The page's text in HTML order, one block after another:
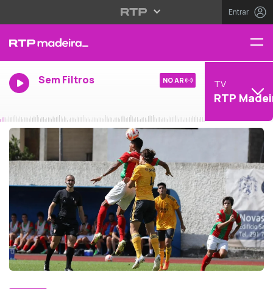
Entrar
Sem Filtros NO AR TV
RTP